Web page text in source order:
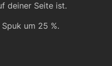
deiner Seite ist.
um 25 %.